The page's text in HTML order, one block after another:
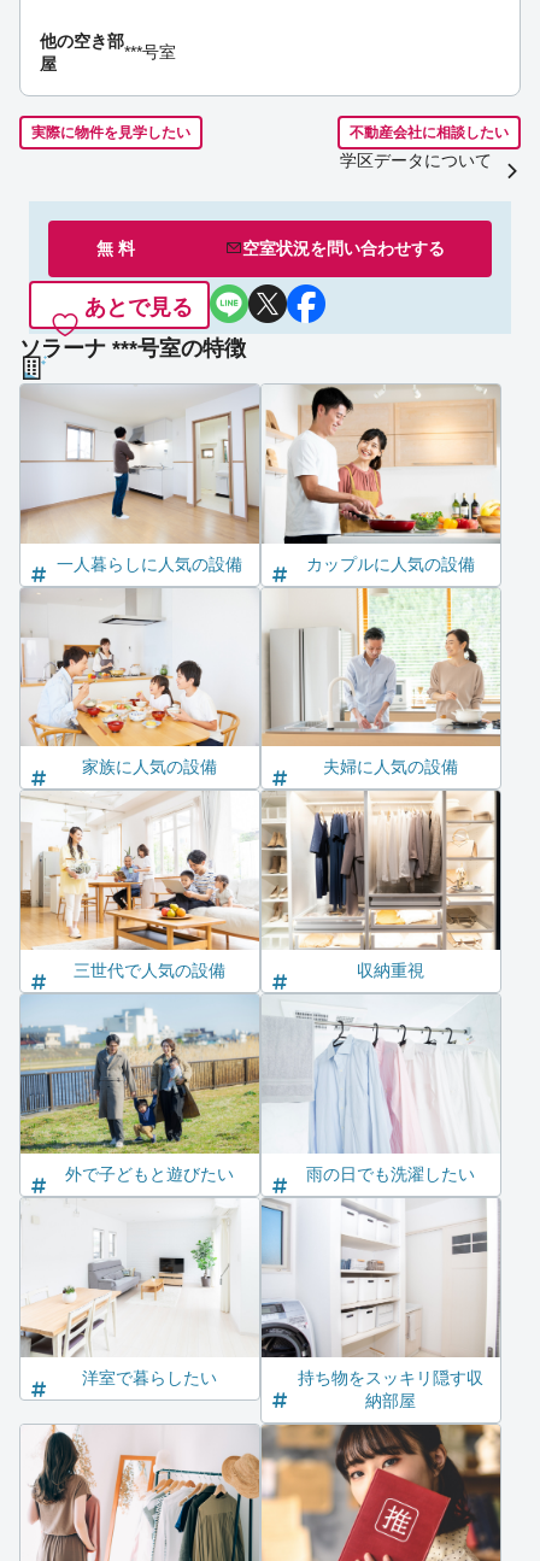
他の空き部
屋
***号室
実際に物件を見学したい 不動産会社に相談したい
学区データについて
無 料 空室状況を問い合わせする
あとで見る
ソラーナ ***号室の特徴
一人暮らしに人気の設備 カップルに人気の設備
家族に人気の設備 夫婦に人気の設備
三世代で人気の設備 収納重視
外で子どもと遊びたい 雨の日でも洗濯したい
洋室で暮らしたい
持ち物をスッキリ隠す収
納部屋